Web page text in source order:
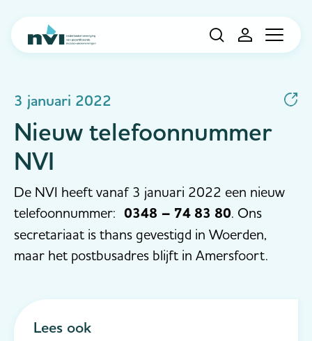
Navigation
3 januari 2022
Nieuw telefoonnummer
NVI
De NVI heeft vanaf 3 januari 2022 een nieuw
telefoonnummer: 0348 – 74 83 80. Ons
secretariaat is thans gevestigd in Woerden,
maar het postbusadres blijft in Amersfoort.
Lees ook